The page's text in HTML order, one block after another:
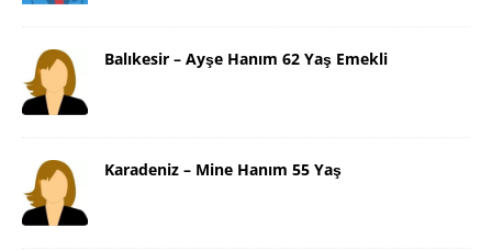
Balıkesir – Ayşe Hanım 62 Yaş Emekli
Karadeniz – Mine Hanım 55 Yaş